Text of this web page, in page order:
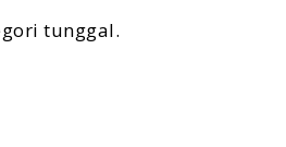
tunggal.